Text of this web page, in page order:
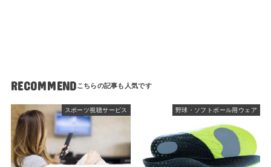
RECOMMEND
スポーツ視聴サービス 野球・ソフトボール用ウェア